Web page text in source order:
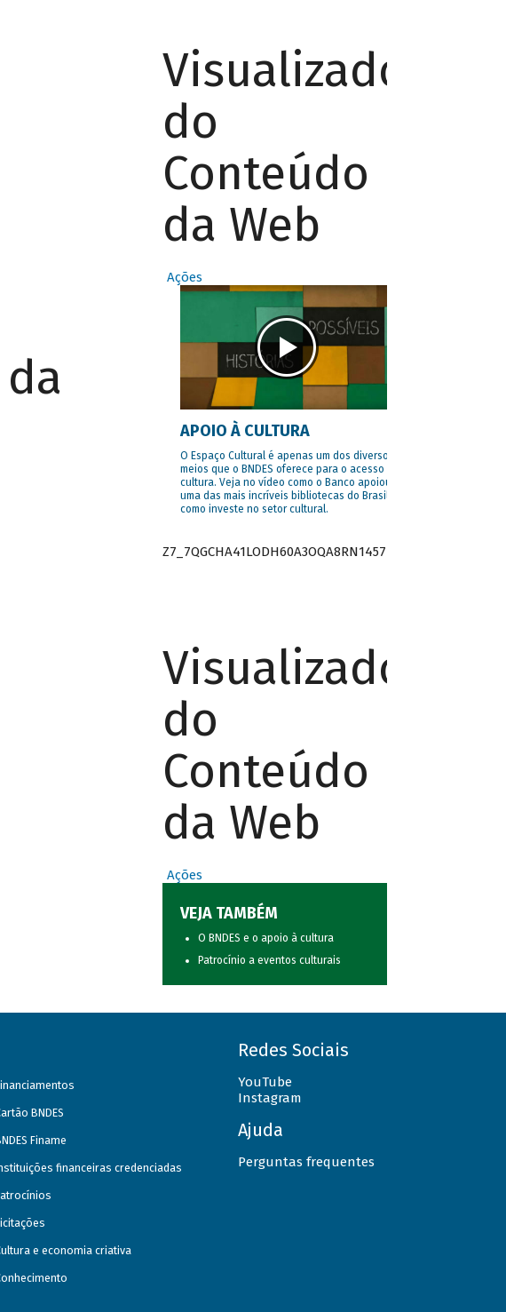
Visualizador
do
Conteúdo
da Web
Ações
APOIO À CULTURA
O Espaço Cultural é apenas um dos diversos
meios que o BNDES oferece para o acesso à
cultura. Veja no vídeo como o Banco apoiou
uma das mais incríveis bibliotecas do Brasil e
como investe no setor cultural.
Z7_7QGCHA41LODH60A3OQA8RN1457
Visualizador
do
Conteúdo
da Web
Ações
VEJA TAMBÉM
O BNDES e o apoio à cultura
Patrocínio a eventos culturais
BNDES
Finame
financeiras credenciadas
e economia criativa
Redes Sociais
YouTube
Instagram
Ajuda
Perguntas frequentes